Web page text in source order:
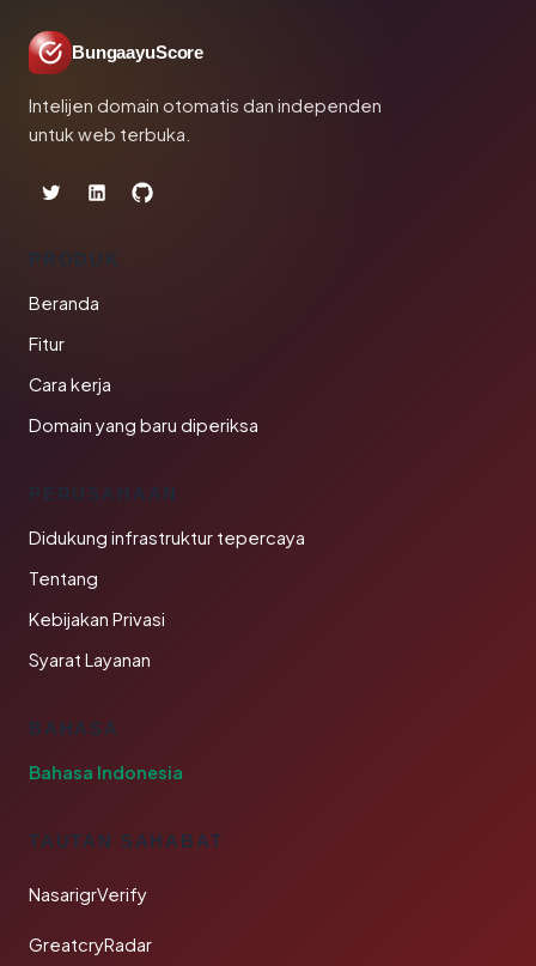
BungaayuScore
Intelijen domain otomatis dan independen
untuk web terbuka.
PRODUK
Beranda
Fitur
Cara kerja
Domain yang baru diperiksa
PERUSAHAAN
Didukung infrastruktur tepercaya
Tentang
Kebijakan Privasi
Syarat Layanan
BAHASA
Bahasa Indonesia
TAUTAN SAHABAT
NasarigrVerify
GreatcryRadar